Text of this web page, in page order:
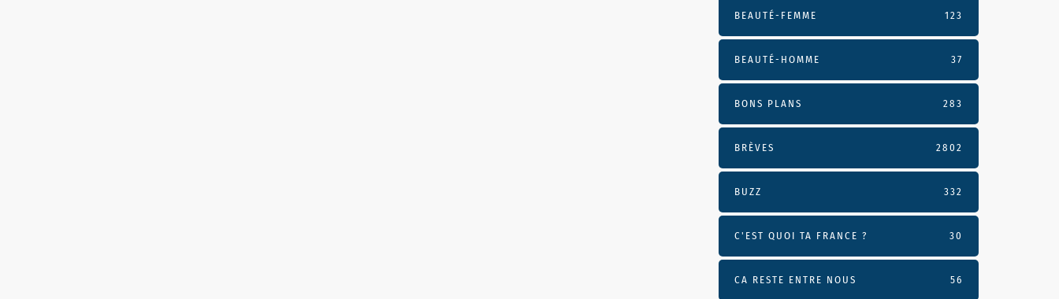
BEAUTÉ-FEMME 123
BEAUTÉ-HOMME 37
BONS PLANS 283
BRÈVES 2802
BUZZ 332
C'EST QUOI TA FRANCE ? 30
CA RESTE ENTRE NOUS 56